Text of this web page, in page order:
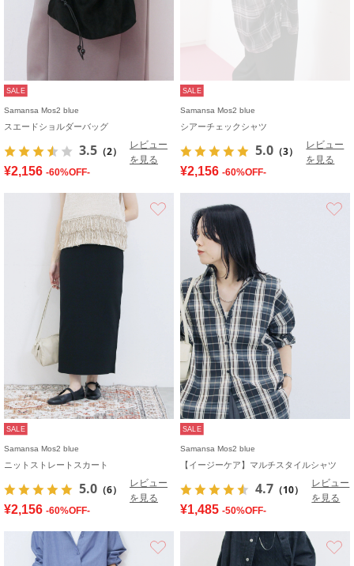
SALE
Samansa Mos2 blue
スエードショルダーバッグ
3.5 （2）
レビュー
を見る
¥2,156 -60%OFF-
SALE
Samansa Mos2 blue
シアーチェックシャツ
5.0 （3）
レビュー
を見る
¥2,156 -60%OFF-
SALE
Samansa Mos2 blue
ニットストレートスカート
5.0 （6）
レビュー
を見る
¥2,156 -60%OFF-
SALE
Samansa Mos2 blue
【イージーケア】マルチスタイルシャツ
4.7 （10）
レビュー
を見る
¥1,485 -50%OFF-